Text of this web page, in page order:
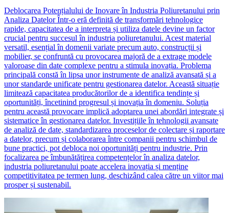
Deblocarea Potențialului de Inovare în Industria Poliuretanului prin
Analiza Datelor Într-o eră definită de transformări tehnologice
rapide, capacitatea de a interpreta și utiliza datele devine un factor
crucial pentru succesul în industria poliuretanului. Acest material
versatil, esențial în domenii variate precum auto, construcții și
mobilier, se confruntă cu provocarea majoră de a extrage modele
valoroase din date complexe pentru a stimula inovația. Problema
principală constă în lipsa unor instrumente de analiză avansată și a
unor standarde unificate pentru gestionarea datelor. Această situație
limitează capacitatea producătorilor de a identifica tendințe și
oportunități, încetinind progresul și inovația în domeniu. Soluția
pentru această provocare implică adoptarea unei abordări integrate și
sistematice în gestionarea datelor. Investițiile în tehnologii avansate
de analiză de date, standardizarea proceselor de colectare și raportare
a datelor, precum și colaborarea între companii pentru schimbul de
bune practici, pot debloca noi oportunități pentru industrie. Prin
focalizarea pe îmbunătățirea competențelor în analiza datelor,
industria poliuretanului poate accelera inovația și menține
competitivitatea pe termen lung, deschizând calea către un viitor mai
prosper și sustenabil.